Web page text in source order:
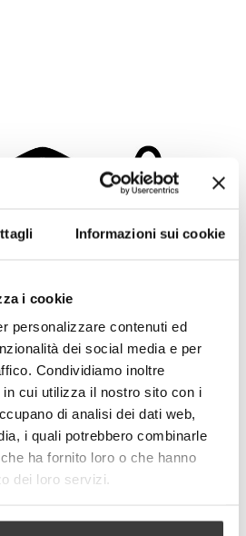
Informazioni sui cookie
i cookie
personalizzare contenuti ed
dei social media e per
Condividiamo inoltre
cui utilizza il nostro sito con i
di analisi dei dati web,
i quali potrebbero combinarle
ha fornito loro o che hanno
dei loro servizi.